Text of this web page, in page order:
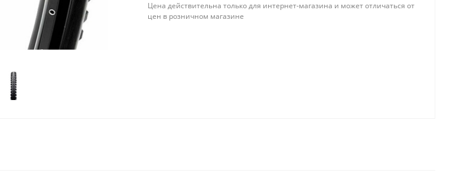
Цена действительна только для интернет-магазина и может отличаться от
цен в розничном магазине